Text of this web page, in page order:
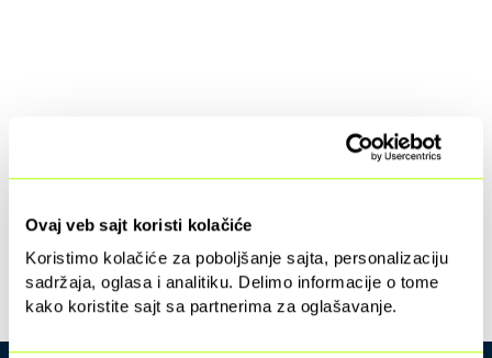
Ovaj veb sajt koristi kolačiće
Koristimo kolačiće za poboljšanje sajta, personalizaciju
sadržaja, oglasa i analitiku. Delimo informacije o tome
kako koristite sajt sa partnerima za oglašavanje.